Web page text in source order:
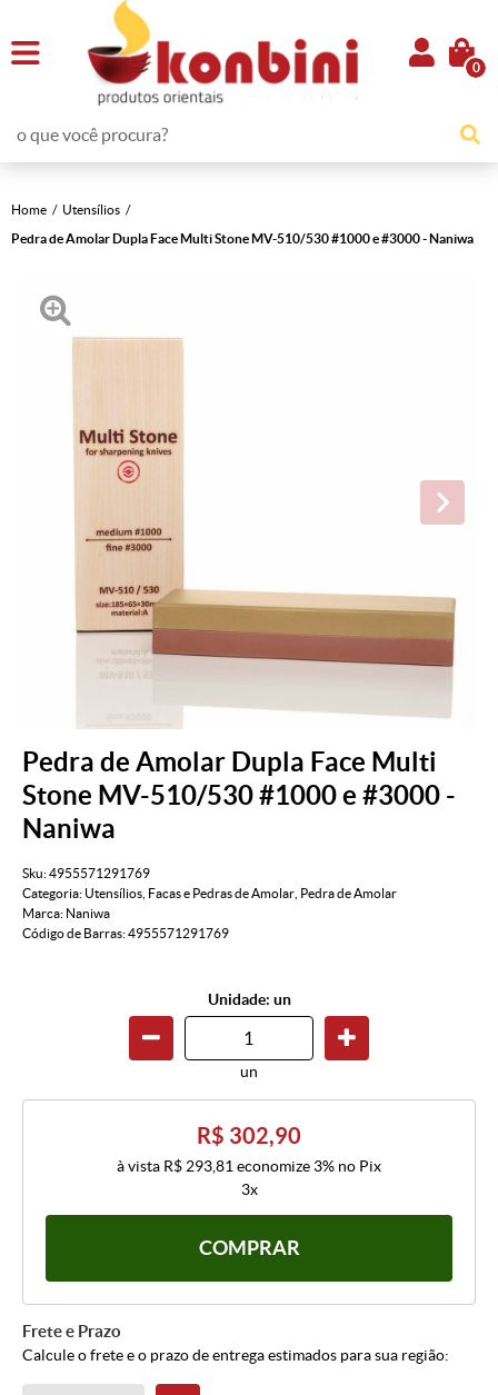
0
Home
Utensílios
Pedra de Amolar Dupla Face Multi Stone MV-510/530 #1000 e #3000 - Naniwa
Pedra de Amolar Dupla Face Multi
Stone MV-510/530 #1000 e #3000 -
Naniwa
Sku:4955571291769
Categoria: Utensílios Facas e Pedras de Amolar Pedra de Amolar
Marca: Naniwa
Código de Barras:4955571291769
Unidade: un
un
R$ 302,90
à vista R$ 293,81 economize 3% no Pix
3x
COMPRAR
Frete e Prazo
Calcule o frete e o prazo de entrega estimados para sua região: